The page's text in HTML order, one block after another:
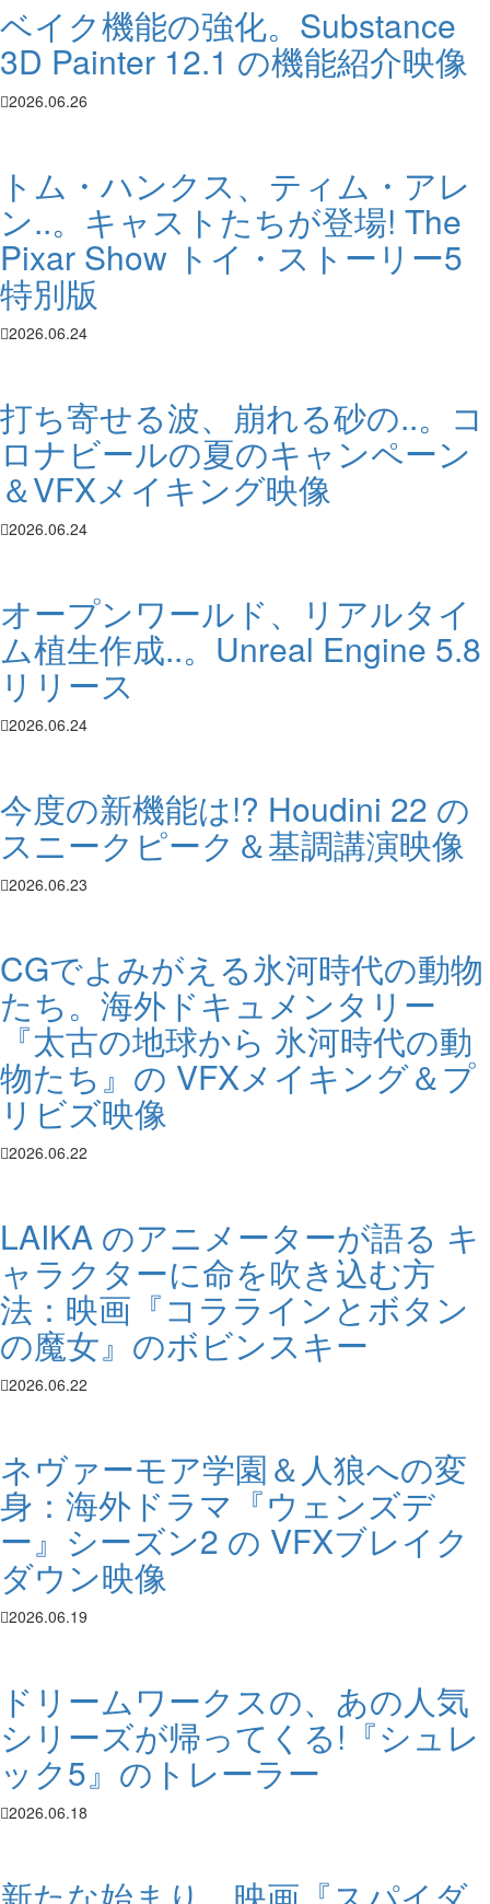
ベイク機能の強化。Substance
3D Painter 12.1 の機能紹介映像
2026.06.26
トム・ハンクス、ティム・アレ
ン..。キャストたちが登場! The
Pixar Show トイ・ストーリー5
特別版
2026.06.24
打ち寄せる波、崩れる砂の..。コ
ロナビールの夏のキャンペーン
＆VFXメイキング映像
2026.06.24
オープンワールド、リアルタイ
ム植生作成..。Unreal Engine 5.8
リリース
2026.06.24
今度の新機能は!? Houdini 22 の
スニークピーク＆基調講演映像
2026.06.23
CGでよみがえる氷河時代の動物
たち。海外ドキュメンタリー
『太古の地球から 氷河時代の動
物たち』の VFXメイキング＆プ
リビズ映像
2026.06.22
LAIKA のアニメーターが語る キ
ャラクターに命を吹き込む方
法：映画『コララインとボタン
の魔女』のボビンスキー
2026.06.22
ネヴァーモア学園＆人狼への変
身：海外ドラマ『ウェンズデ
ー』シーズン2 の VFXブレイク
ダウン映像
2026.06.19
ドリームワークスの、あの人気
シリーズが帰ってくる!『シュレ
ック5』のトレーラー
2026.06.18